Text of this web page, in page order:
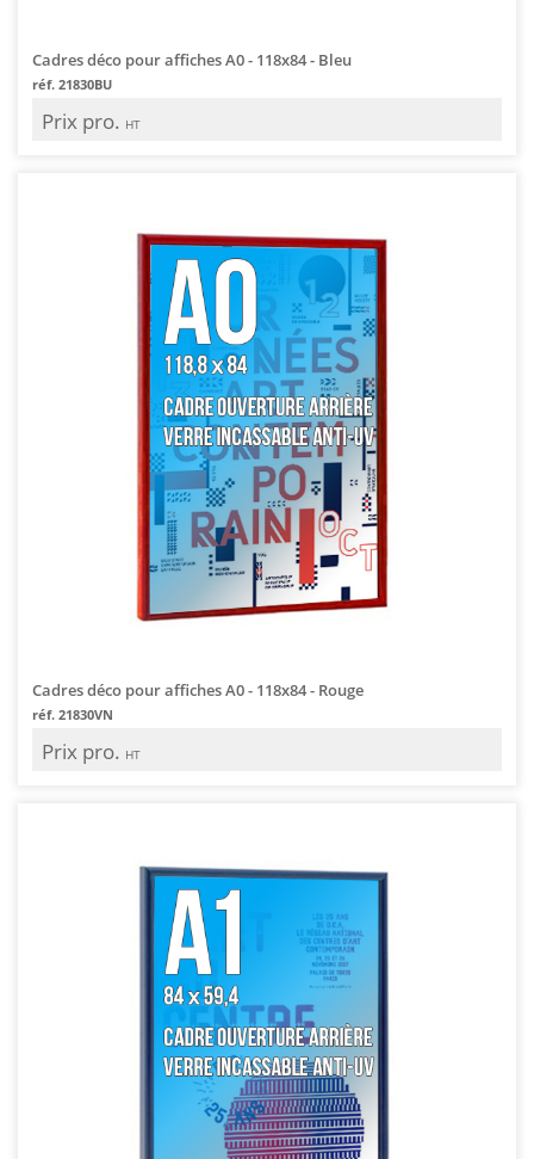
Cadres déco pour affiches A0 - 118x84 - Bleu
réf. 21830BU
Prix pro. HT
Cadres déco pour affiches A0 - 118x84 - Rouge
réf. 21830VN
Prix pro. HT